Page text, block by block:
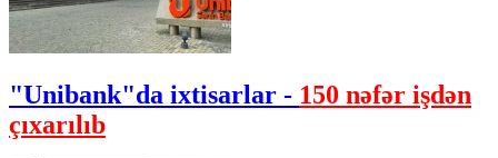
"Unibank"da ixtisarlar - 150 nəfər işdən
çıxarılıb